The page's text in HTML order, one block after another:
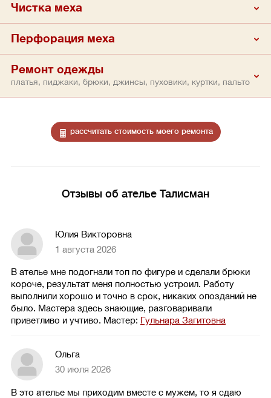
Чистка меха
Перфорация меха
Ремонт одежды
платья, пиджаки, брюки, джинсы, пуховики, куртки, пальто
рассчитать стоимость моего ремонта
Отзывы об ателье Талисман
Юлия Викторовна
1 августа 2026
В ателье мне подогнали топ по фигуре и сделали брюки
короче, результат меня полностью устроил. Работу
выполнили хорошо и точно в срок, никаких опозданий не
было. Мастера здесь знающие, разговаривали
приветливо и учтиво. Мастер: Гульнара Загитовна
Ольга
30 июля 2026
В это ателье мы приходим вместе с мужем, то я сдаю